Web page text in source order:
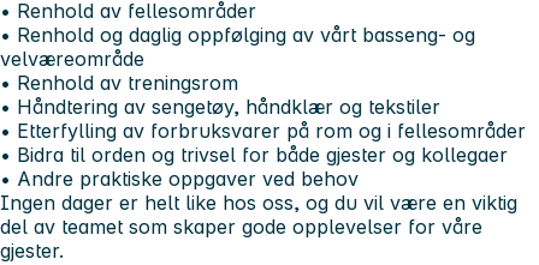
• Renhold av fellesområder
• Renhold og daglig oppfølging av vårt basseng- og
velværeområde
• Renhold av treningsrom
• Håndtering av sengetøy, håndklær og tekstiler
• Etterfylling av forbruksvarer på rom og i fellesområder
• Bidra til orden og trivsel for både gjester og kollegaer
• Andre praktiske oppgaver ved behov
Ingen dager er helt like hos oss, og du vil være en viktig
del av teamet som skaper gode opplevelser for våre
gjester.